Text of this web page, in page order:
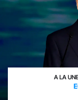
A LA